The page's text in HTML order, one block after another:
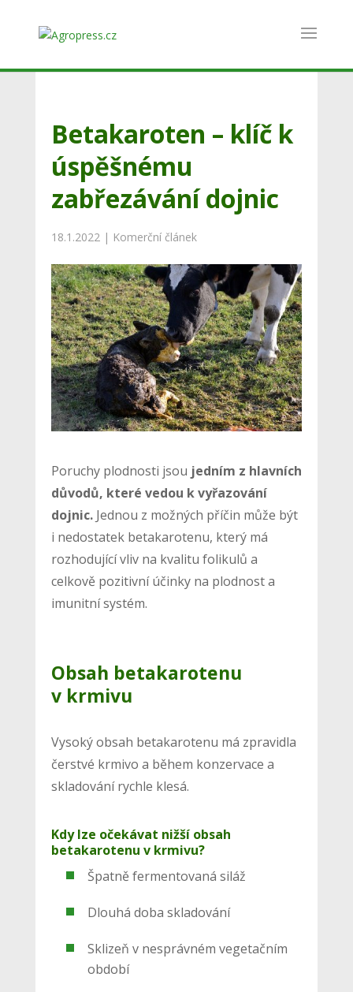
Betakaroten – klíč k
úspěšnému
zabřezávání dojnic
18.1.2022 | Komerční článek
Poruchy plodnosti jsou jedním z hlavních
důvodů, které vedou k vyřazování
dojnic.Jednou z možných příčin může být
i nedostatek betakarotenu, který má
rozhodující vliv na kvalitu folikulů a
celkově pozitivní účinky na plodnost a
imunitní systém.
Obsah betakarotenu
v krmivu
Vysoký obsah betakarotenu má zpravidla
čerstvé krmivo a během konzervace a
skladování rychle klesá.
Kdy lze očekávat nižší obsah
betakarotenu v krmivu?
Špatně fermentovaná siláž
Dlouhá doba skladování
Sklizeň v nesprávném vegetačním
období